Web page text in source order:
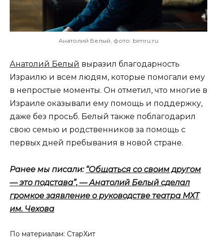
Анатолий Белый, фото: bimru.ru
Анатолий Белый выразил благодарность
Израилю и всем людям, которые помогали ему
в непростые моменты. Он отметил, что многие в
Израиле оказывали ему помощь и поддержку,
даже без просьб. Белый также поблагодарил
свою семью и родственников за помощь с
первых дней пребывания в новой стране.
Ранее мы писали: “Общаться со своим другом
— это подстава”, — Анатолий Белый сделал
громкое заявление о руководстве театра МХТ
им. Чехова
По материалам: СтарХит